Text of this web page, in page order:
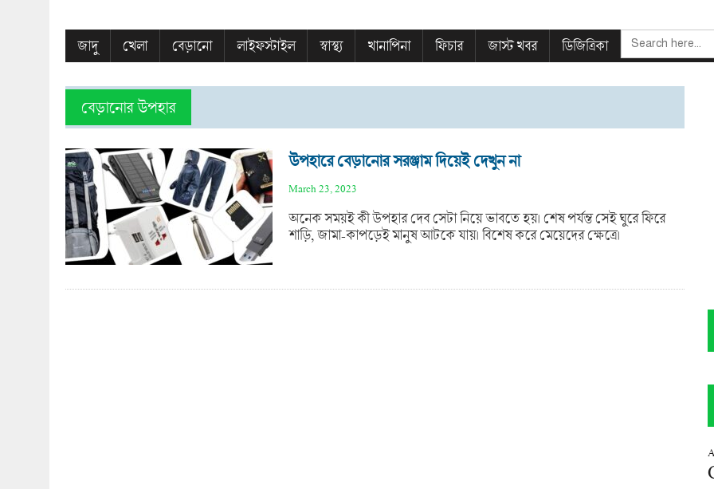
জাদু খেলা বেড়ানো লাইফস্টাইল স্বাস্থ্য খানাপিনা ফিচার জাস্ট খবর ডিজিত্রিকা
SEARCH
FOR:
বেড়া‌নোর উপহার
উপহারে বেড়ানোর সরঞ্জাম দিয়েই দেখুন না
March 23, 2023
অনেক সময়ই কী উপহার দেব সেটা নিয়ে ভাবতে হয়। শেষ পর্যন্ত সেই ঘুরে ফিরে
শাড়ি, জামা-কাপড়েই মানুষ আটকে যায়। বিশেষ করে মেয়েদের ক্ষেত্রে।